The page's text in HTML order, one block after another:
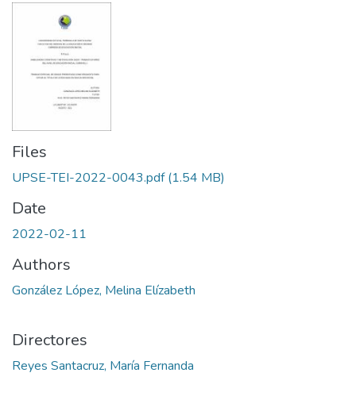
Files
UPSE-TEI-2022-0043.pdf(1.54 MB)
Date
2022-02-11
Authors
González López, Melina Elízabeth
Directores
Reyes Santacruz, María Fernanda